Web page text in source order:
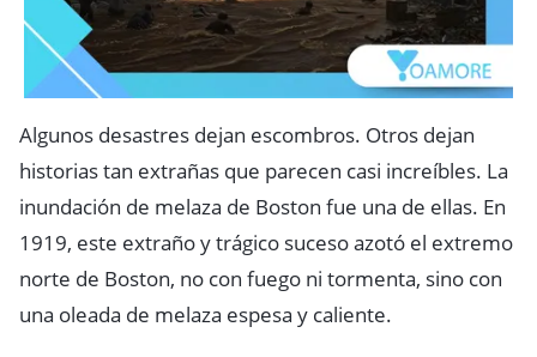
Algunos desastres dejan escombros. Otros dejan
historias tan extrañas que parecen casi increíbles. La
inundación de melaza de Boston fue una de ellas. En
1919, este extraño y trágico suceso azotó el extremo
norte de Boston, no con fuego ni tormenta, sino con
una oleada de melaza espesa y caliente.